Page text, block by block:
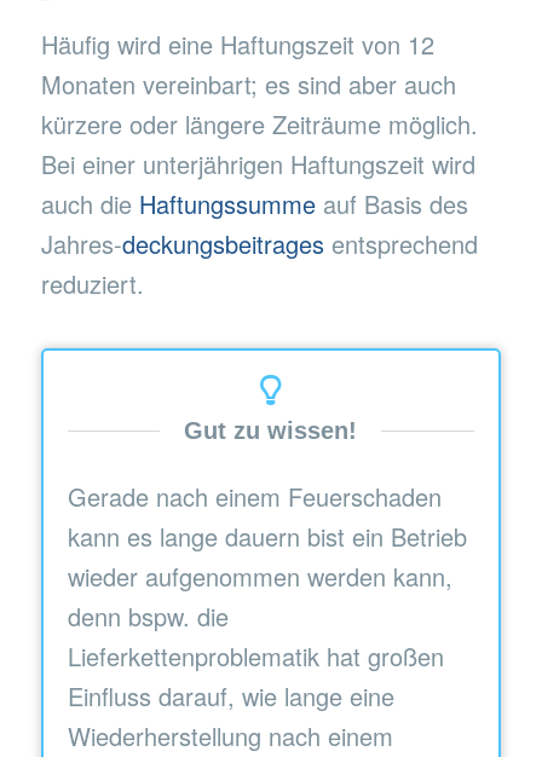
Häufig wird eine Haftungszeit von 12
Monaten vereinbart; es sind aber auch
kürzere oder längere Zeiträume möglich.
Bei einer unterjährigen Haftungszeit wird
auch die Haftungssummeauf Basis des
Jahres-deckungsbeitragesentsprechend
reduziert.
Gut zu wissen!
Gerade nach einem Feuerschaden
kann es lange dauern bist ein Betrieb
wieder aufgenommen werden kann,
denn bspw. die
Lieferkettenproblematik hat großen
Einfluss darauf, wie lange eine
Wiederherstellung nach einem